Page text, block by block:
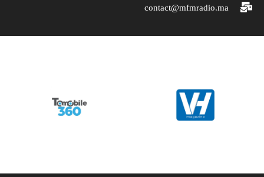
contact@mfmradio.ma